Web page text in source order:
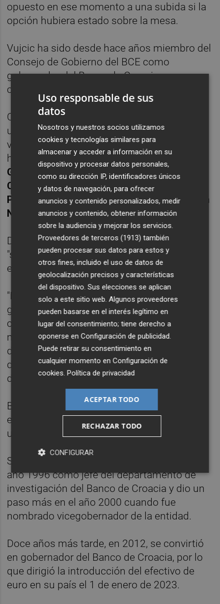
opuesto en ese momento a una subida si la
opción hubiera estado sobre la mesa.
Vujcic ha sido desde hace años miembro del
Consejo de Gobierno del BCE como
gobernador del Banco de Croacia por eso
conoce la entidad.
Con su nombramiento un representante de
un país pequeño accede de nuevo a la
vicepresidencia del BCE, que anteriormente
ha sido ocupada por España (Luis de
Guindos
2018-2026), Portugal (
Vìtor
Constâncio2010-2018), Grecia (
Papademos2002-2010) y Francia (Christian
Noyer
1998-2002).
De Guindos deseó a Vujcic recientemente
"suerte, porque las dificultades y los nuevos
eventos van a estar ahí".
"Él tiene todas las cualidades para ser un
gran vicepresidente del BCE: es proeuropeo,
conoce los bancos centrales y ha estado
mucho tiempo en el Consejo de Gobierno",
dijo de Guindos en una entrevista con el
diario español "Expansión", publicada el
domingo.
Boris Vujcic, que nació en Zagreb en 1964,
es economista y ha sido profesor
universitario.
Su carrera en banca central comenzó en el
año 1996 como jefe del departamento de
investigación del Banco de Croacia y dio un
paso más en el año 2000 cuando fue
nombrado vicegobernador de la entidad.
Doce años más tarde, en 2012, se convirtió
en gobernador del Banco de Croacia, por lo
que dirigió la introducción del efectivo de
euro en su país el 1 de enero de 2023.
Uso responsable de sus
datos
Nosotros y nuestros socios utilizamos
cookies y tecnologías similares para
almacenar y acceder a información en su
dispositivo y procesar datos personales,
como su dirección IP, identificadores únicos
y datos de navegación, para ofrecer
anuncios y contenido personalizados, medir
anuncios y contenido, obtener información
sobre la audiencia y mejorar los servicios.
Proveedores de terceros (1913) también
pueden procesar sus datos para estos y
otros fines, incluido el uso de datos de
geolocalización precisos y características
del dispositivo. Sus elecciones se aplican
solo a este sitio web. Algunos proveedores
pueden basarse en el interés legítimo en
lugar del consentimiento; tiene derecho a
oponerse enConfiguración de publicidad.
Puede retirar su consentimiento en
cualquier momento enConfiguración de
cookies.Política de privacidad
ACEPTAR TODO
RECHAZAR TODO
CONFIGURAR